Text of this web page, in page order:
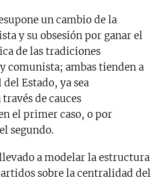
un cambio de la
y su obsesión por ganar el
de las tradiciones
comunista; ambas tienden a
Estado, ya sea
de cauces
el primer caso, o por
segundo.
a modelar la estructura
sobre la centralidad del